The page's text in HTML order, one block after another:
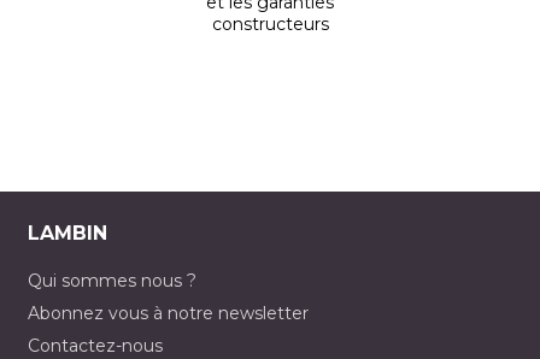
constructeurs
LAMBIN
Qui sommes nous ?
Abonnez vous à notre newsletter
Contactez-nous